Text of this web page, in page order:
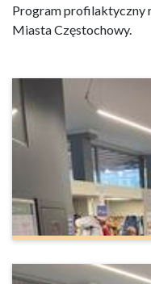
Program profilaktyczny
Miasta Częstochowy.